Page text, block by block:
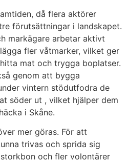
då flera aktörer
förutsättningar i landskapet.
markägare arbetar aktivt
fler våtmarker, vilket ger
mat och trygga boplatser.
genom att bygga
vintern stödutfodra de
söder ut , vilket hjälper dem
i Skåne.
mer göras. För att
trivas och sprida sig
och fler volontärer